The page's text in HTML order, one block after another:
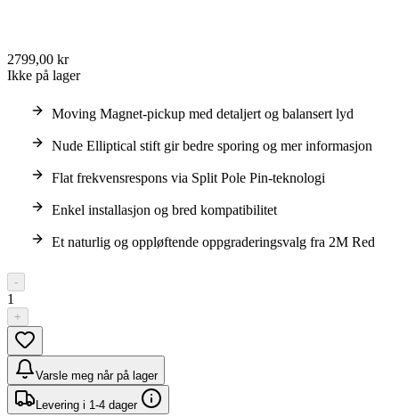
2799,00 kr
Ikke på lager
Moving Magnet-pickup med detaljert og balansert lyd
Nude Elliptical stift gir bedre sporing og mer informasjon
Flat frekvensrespons via Split Pole Pin-teknologi
Enkel installasjon og bred kompatibilitet
Et naturlig og oppløftende oppgraderingsvalg fra 2M Red
-
1
+
Varsle meg når på lager
Levering i 1-4 dager